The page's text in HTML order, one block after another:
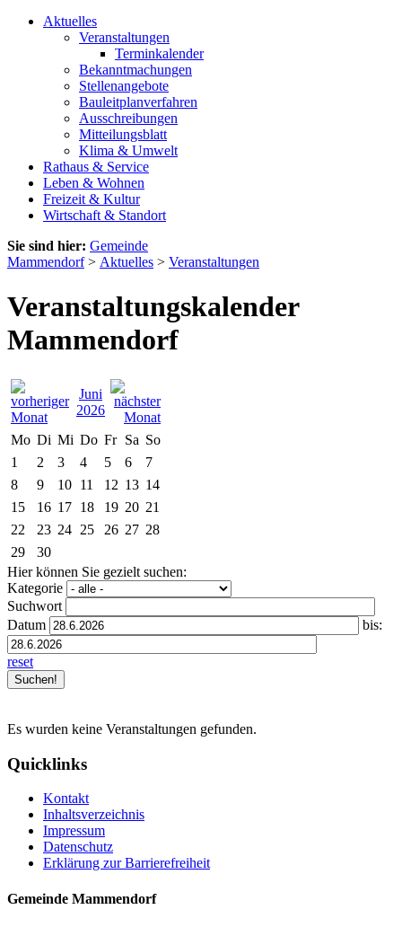
Aktuelles
Veranstaltungen
Terminkalender
Bekanntmachungen
Stellenangebote
Bauleitplanverfahren
Ausschreibungen
Mitteilungsblatt
Klima & Umwelt
Rathaus & Service
Leben & Wohnen
Freizeit & Kultur
Wirtschaft & Standort
Sie sind hier: Gemeinde
Mammendorf> Aktuelles > Veranstaltungen
Veranstaltungskalender
Mammendorf
Juni
2026
Mo Di Mi Do Fr Sa So
1
2 3 4 5 6
7
8
9 10 11 12 13 14
15
16 17 18 19 20 21
22
23 24 25 26 27 28
29
30
Hier können Sie gezielt suchen:
Kategorie
Suchwort
Datum
bis:
reset
Es wurden keine Veranstaltungen gefunden.
Quicklinks
Kontakt
Inhaltsverzeichnis
Impressum
Datenschutz
Erklärung zur Barrierefreiheit
Gemeinde Mammendorf